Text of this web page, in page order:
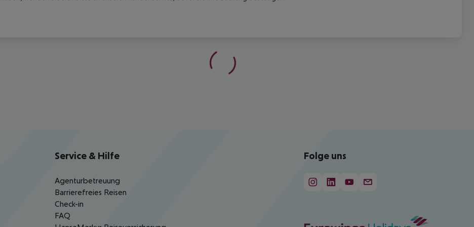
Service & Hilfe
Agenturbetreuung
Barrierefreies Reisen
Check-in
FAQ
Folge uns